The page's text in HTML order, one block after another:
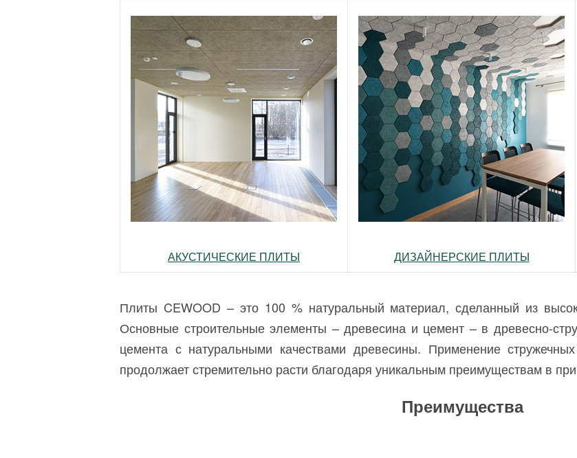
АКУСТИЧЕСКИЕ ПЛИТЫ ДИЗАЙНЕРСКИЕ ПЛИТЫ
Плиты CEWOOD – это 100 % натуральный материал, сделанный из
Основные строительные элементы – древесина и цемент – в древесно-
цемента с натуральными качествами древесины. Применение
продолжает стремительно расти благодаря уникальным преимуществам в
Преимущества